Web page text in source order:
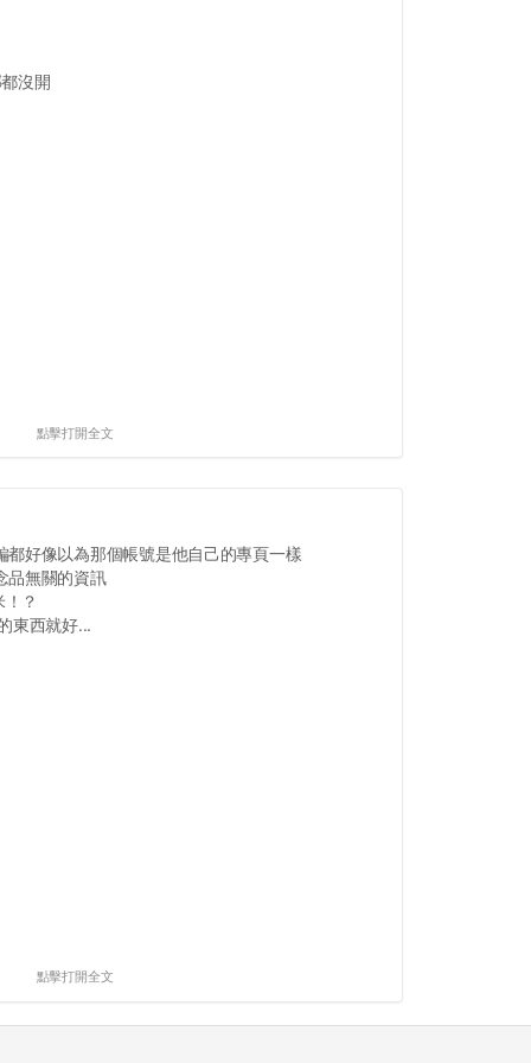
沒開
點擊打開全文
好像以為那個帳號是他自己的專頁一樣
品無關的資訊
？
東西就好...
點擊打開全文